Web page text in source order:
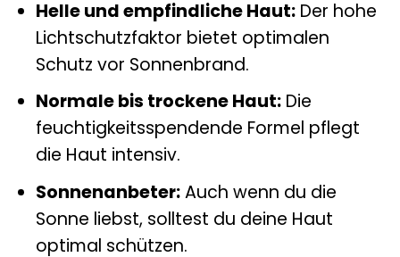
Helle und empfindliche Haut:Der hohe
Lichtschutzfaktor bietet optimalen
Schutz vor Sonnenbrand.
Normale bis trockene Haut:Die
feuchtigkeitsspendende Formel pflegt
die Haut intensiv.
Sonnenanbeter:Auch wenn du die
Sonne liebst, solltest du deine Haut
optimal schützen.